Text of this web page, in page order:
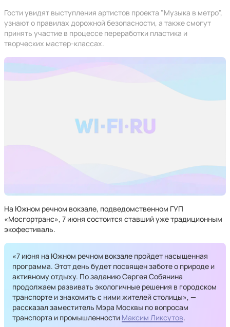
Гости увидят выступления артистов проекта "Музыка в метро",
узнают о правилах дорожной безопасности, а также смогут
принять участие в процессе переработки пластика и
творческих мастер-классах.
На Южном речном вокзале, подведомственном ГУП
«Мосгортранс», 7 июня состоится ставший уже традиционным
экофестиваль.
«7 июня на Южном речном вокзале пройдет насыщенная
программа. Этот день будет посвящен заботе о природе и
активному отдыху. По заданию Сергея Собянина
продолжаем развивать экологичные решения в городском
транспорте и знакомить с ними жителей столицы», —
рассказал заместитель Мэра Москвы по вопросам
транспорта и промышленности Максим Ликсутов.